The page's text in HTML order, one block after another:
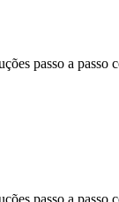
passo a passo